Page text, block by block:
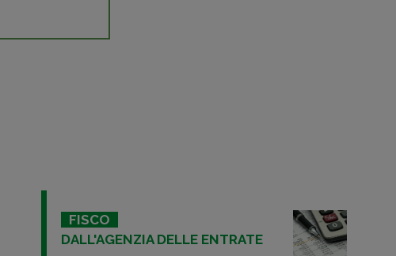
FISCO
DALL'AGENZIA DELLE ENTRATE